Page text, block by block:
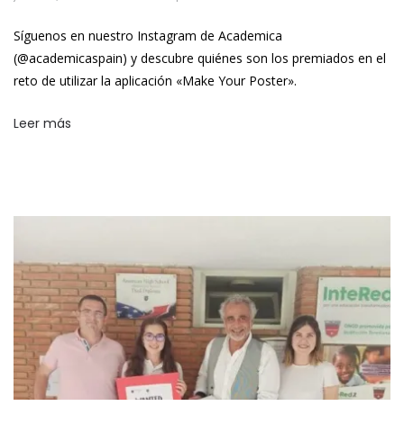
Síguenos en nuestro Instagram de Academica
(@academicaspain) y descubre quiénes son los premiados en el
reto de utilizar la aplicación «Make Your Poster».
Leer más